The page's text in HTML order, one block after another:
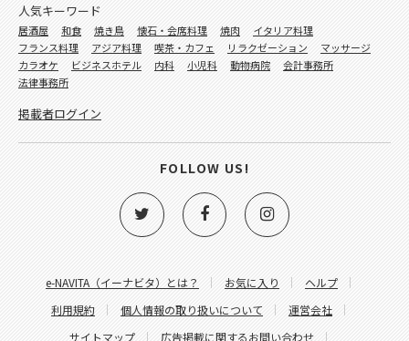
e-NAVITA（イーナビタ）とは？ お気に入り
ヘルプ
利用規約
個人情報の取り扱いについて
運営会社
サイトマップ
広告掲載に関するお問い合わせ
人気キーワード
居酒屋 和食 焼き鳥 懐石・会席料理 焼肉
イタリア料理
フランス料理
アジア料理 喫茶・カフェ リラクゼーション
マッサージ
カラオケ
ビジネスホテル 内科 小児科 動物病院
会計事務所
法律事務所
掲載者ログイン
FOLLOW US!